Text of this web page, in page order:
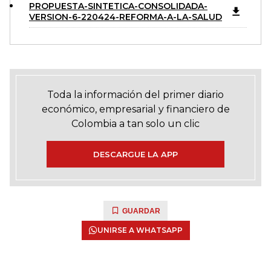
PROPUESTA-SINTETICA-CONSOLIDADA-
VERSION-6-220424-REFORMA-A-LA-SALUD
Toda la información del primer diario
económico, empresarial y financiero de
Colombia a tan solo un clic
DESCARGUE LA APP
GUARDAR
UNIRSE A WHATSAPP